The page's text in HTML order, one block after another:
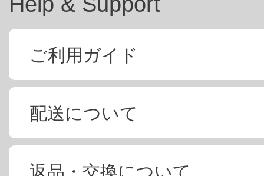
ご利用ガイド
配送について
返品・交換について